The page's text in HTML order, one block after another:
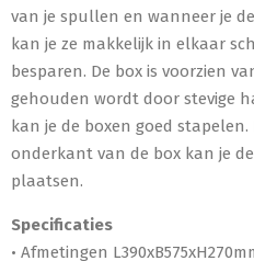
van je spullen en wanneer je
kan je ze makkelijk in elkaar
besparen. De box is voorzien
gehouden wordt door stevige
kan je de boxen goed
onderkant van de box kan je
plaatsen.
Specificaties
• Afmetingen